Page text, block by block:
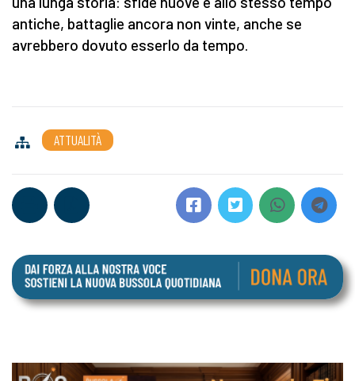
antiche, battaglie ancora non vinte, anche se
avrebbero dovuto esserlo da tempo.
ATTUALITÀ